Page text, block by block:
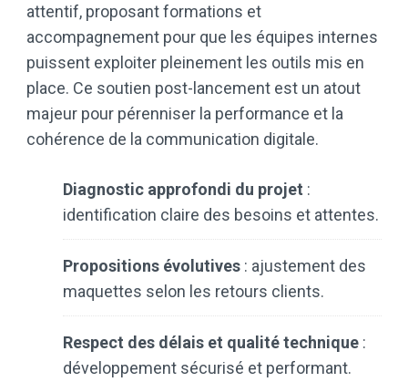
attentif, proposant formations et
accompagnement pour que les équipes internes
puissent exploiter pleinement les outils mis en
place. Ce soutien post-lancement est un atout
majeur pour pérenniser la performance et la
cohérence de la communication digitale.
Diagnostic approfondi du projet :
identification claire des besoins et attentes.
Propositions évolutives : ajustement des
maquettes selon les retours clients.
Respect des délais et qualité technique :
développement sécurisé et performant.